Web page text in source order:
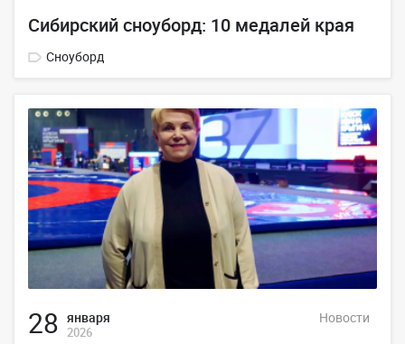
Сибирский сноуборд: 10 медалей края
Сноуборд
28 января
2026
Новости